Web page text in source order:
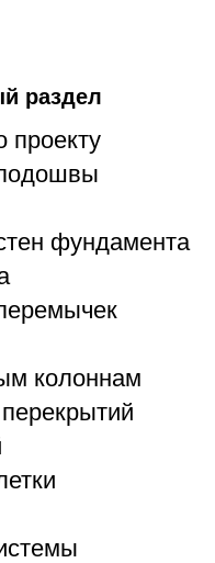
раздел
фундамента
колоннам